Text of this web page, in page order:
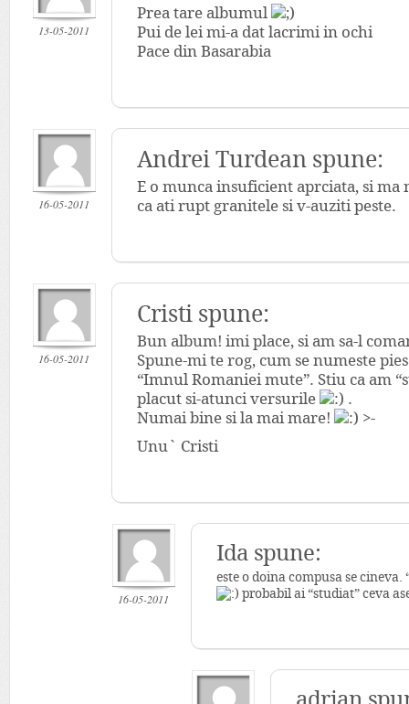
13-05-2011
Prea tare albumul
Pui de lei mi-a dat lacrimi in ochi
Pace din Basarabia
16-05-2011
Andrei Turdean spune:
E o munca insuficient aprciata, si
ca ati rupt granitele si v-auziti peste.
16-05-2011
Cristi spune:
Bun album! imi place, si am sa-l
Spune-mi te rog, cum se numeste
“Imnul Romaniei mute”. Stiu ca am
placut si-atunci versurile
.
Numai bine si la mai mare!
>-
Unu` Cristi
16-05-2011
Ida spune:
este o doina compusa se
probabil ai “studiat” ceva